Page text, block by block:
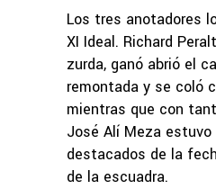
Los tres anotadores
XI Ideal. Richard
zurda, ganó abrió el
remontada y se coló
mientras que con
José Alí Meza
destacados de la
de la escuadra.